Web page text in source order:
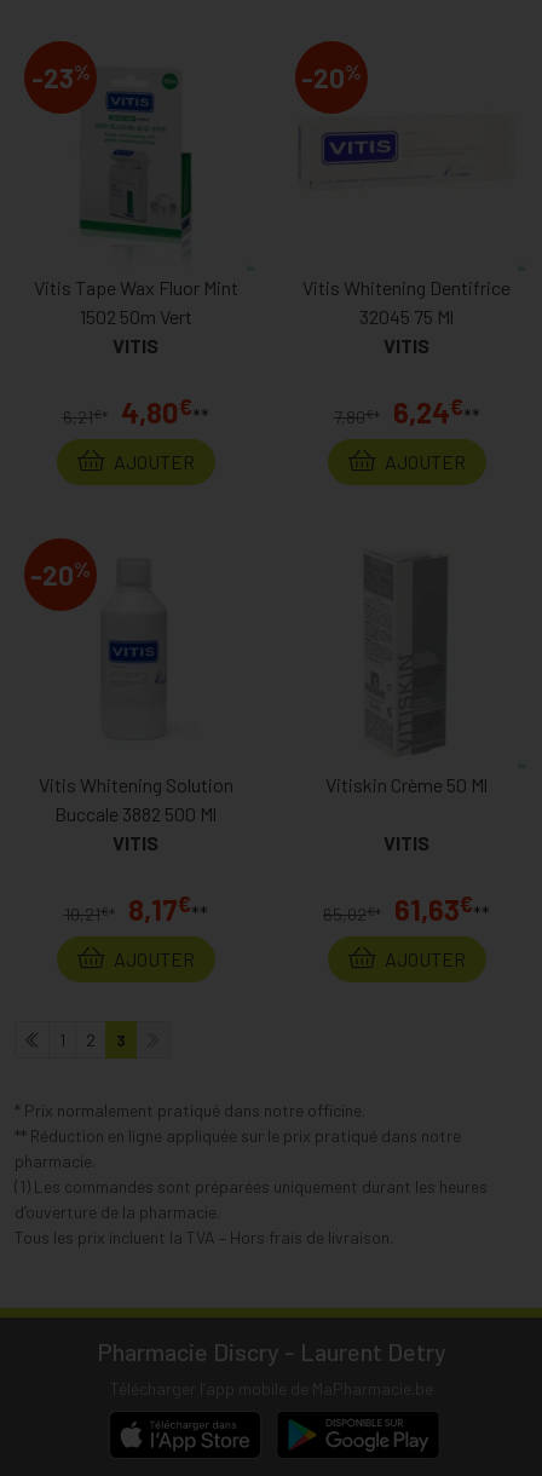
-23%
Vitis Tape Wax Fluor Mint
1502 50m Vert
VITIS
6,21€ * 4,80€**
AJOUTER
-20%
Vitis Whitening Dentifrice
32045 75 Ml
VITIS
7,80€ * 6,24€**
AJOUTER
-20%
Vitis Whitening Solution
Buccale 3882 500 Ml
VITIS
10,21€ * 8,17€**
AJOUTER
Vitiskin Crème 50 Ml
VITIS
65,02€* 61,63€**
AJOUTER
1 2 3
* Prix normalement pratiqué dans notre officine.
** Réduction en ligne appliquée sur le prix pratiqué dans notre
pharmacie.
(1) Les commandes sont préparées uniquement durant les heures
d’ouverture de la pharmacie.
Tous les prix incluent la TVA – Hors frais de livraison.
Pharmacie Discry - Laurent Detry